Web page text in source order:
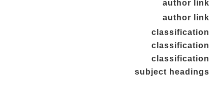
author link
author link
classification
classification
classification
subject headings